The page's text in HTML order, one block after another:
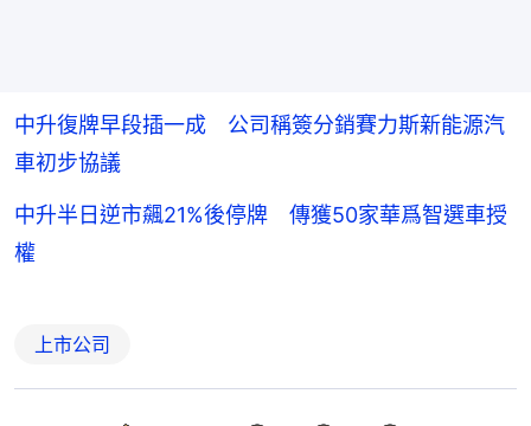
中升復牌早段插一成 公司稱簽分銷賽力斯新能源汽
車初步協議
中升半日逆市飆21%後停牌 傳獲50家華爲智選車授
權
上市公司